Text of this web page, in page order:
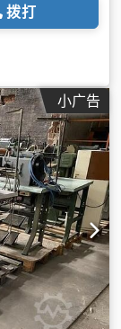
拨打
小广告